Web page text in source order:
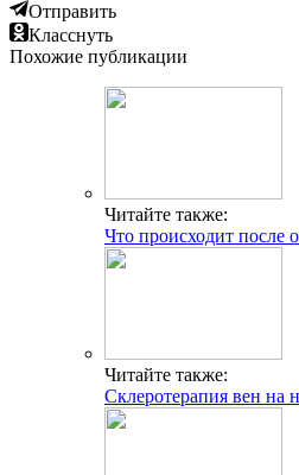
Отправить
Класснуть
Похожие публикации
Читайте также:
Что происходит после
Читайте также:
Склеротерапия вен на